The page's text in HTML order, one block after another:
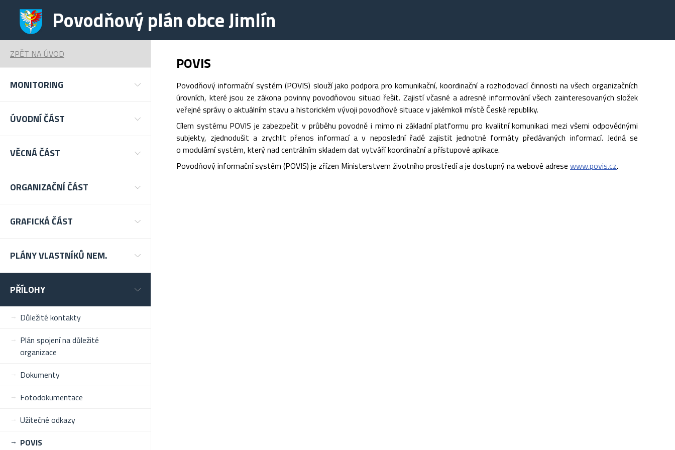
Povodňový plán obce Jimlín
ZPĚT NA ÚVOD
MONITORING
ÚVODNÍ ČÁST
VĚCNÁ ČÁST
ORGANIZAČNÍ ČÁST
GRAFICKÁ ČÁST
PLÁNY VLASTNÍKŮ NEM.
PŘÍLOHY
Důležité kontakty
Plán spojení na důležité
organizace
Dokumenty
Fotodokumentace
Užitečné odkazy
POVIS
POVIS
Povodňový informační systém (POVIS) slouží jako podpora pro komunikační, koordinační a rozhodovací činnosti na všech organizačních
úrovních, které jsou ze zákona povinny povodňovou situaci řešit. Zajistí včasné a adresné informování všech zainteresovaných složek
veřejné správy o aktuálním stavu a historickém vývoji povodňové situace v jakémkoli místě České republiky.
Cílem systému POVIS je zabezpečit v průběhu povodně i mimo ni základní platformu pro kvalitní komunikaci mezi všemi odpovědnými
subjekty, zjednodušit a zrychlit přenos informací a v neposlední řadě zajistit jednotné formáty předávaných informací. Jedná se
o modulární systém, který nad centrálním skladem dat vytváří koordinační a přístupové aplikace.
Povodňový informační systém (POVIS) je zřízen Ministerstvem životního prostředí a je dostupný na webové adrese www.povis.cz.